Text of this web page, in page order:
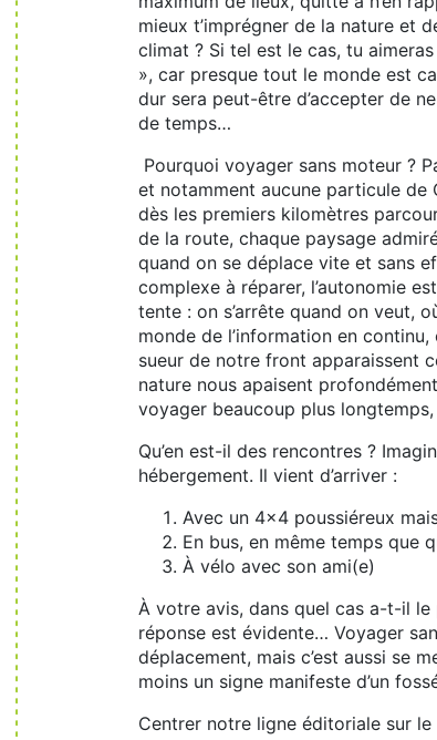
mieux t’imprégner de la nature et
climat ? Si tel est le cas, tu
», car presque tout le monde est
dur sera peut-être d’accepter de
de temps…
Pourquoi voyager sans moteur ?
et notamment aucune particule de
dès les premiers kilomètres
de la route, chaque paysage
quand on se déplace vite et sans
complexe à réparer, l’autonomie
tente : on s’arrête quand on veut,
monde de l’information en
sueur de notre front apparaissent
nature nous apaisent
voyager beaucoup plus
Qu’en est-il des rencontres ?
hébergement. Il vient d’arriver :
Avec un 4x4 poussiéreux
En bus, en même temps que
À vélo avec son ami(e)
À votre avis, dans quel cas a-t-il le
réponse est évidente… Voyager
déplacement, mais c’est aussi se
moins un signe manifeste d’un
Centrer notre ligne éditoriale sur le